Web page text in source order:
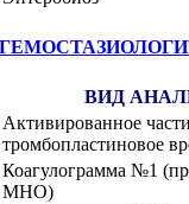
ВИД
Активированное
тромбопластиновое
Коагулограмма №1
МНО)